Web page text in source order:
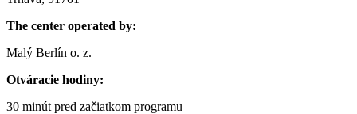
The center operated by:
Malý Berlín o. z.
Otváracie hodiny:
30 minút pred začiatkom programu